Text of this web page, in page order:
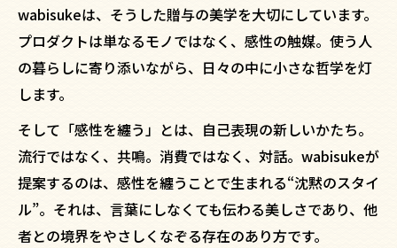
wabisukeは、そうした贈与の美学を大切にしています。
プロダクトは単なるモノではなく、感性の触媒。使う人
の暮らしに寄り添いながら、日々の中に小さな哲学を灯
します。
そして「感性を纏う」とは、自己表現の新しいかたち。
流行ではなく、共鳴。消費ではなく、対話。wabisukeが
提案するのは、感性を纏うことで生まれる“沈黙のスタイ
ル”。それは、言葉にしなくても伝わる美しさであり、他
者との境界をやさしくなぞる存在のあり方です。